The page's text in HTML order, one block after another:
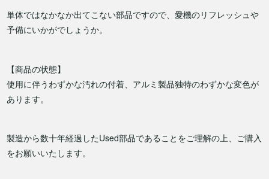
単体ではなかなか出てこない部品ですので、愛機のリフレッシュや
予備にいかがでしょうか。
【商品の状態】
使用に伴うわずかな汚れの付着、アルミ製品独特のわずかな変色が
あります。
製造から数十年経過したUsed部品であることをご理解の上、ご購入
をお願いいたします。